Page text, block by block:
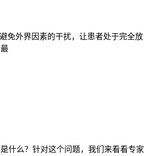
免外界因素的干扰，让患者处于完全放
什么？针对这个问题，我们来看看专家